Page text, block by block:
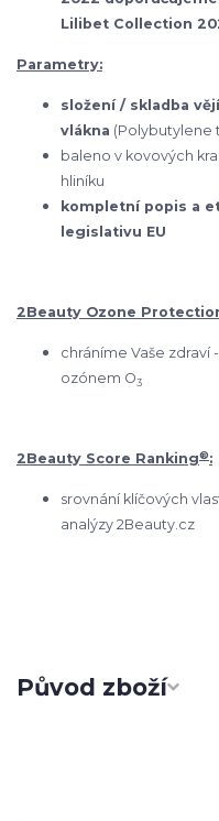
Lilibet Collection
Parametry:
složení / skladba
vlákna (Polybutylene
baleno v kovových
hliníku
kompletní popis a
legislativu EU
2Beauty Ozone
chráníme Vaše
ozónem O3
2Beauty Score Ranking®:
srovnání klíčových
analýzy 2Beauty.cz
Původ zboží